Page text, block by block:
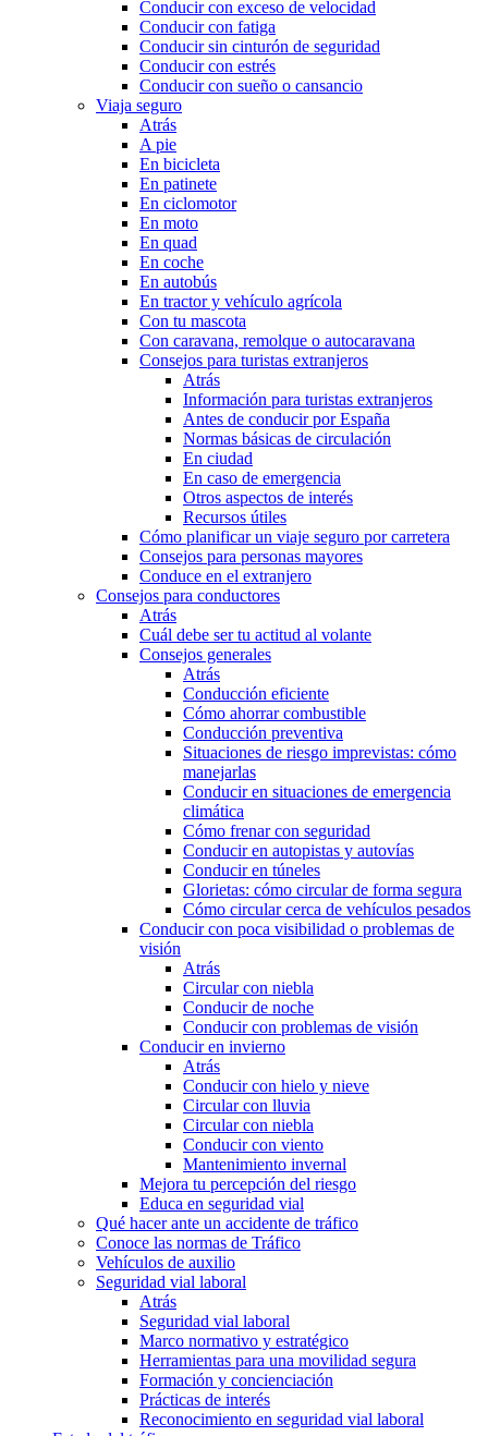
Conducir con exceso de velocidad
Conducir con fatiga
Conducir sin cinturón de seguridad
Conducir con estrés
Conducir con sueño o cansancio
Viaja seguro
Atrás
A pie
En bicicleta
En patinete
En ciclomotor
En moto
En quad
En coche
En autobús
En tractor y vehículo agrícola
Con tu mascota
Con caravana, remolque o autocaravana
Consejos para turistas extranjeros
Atrás
Información para turistas extranjeros
Antes de conducir por España
Normas básicas de circulación
En ciudad
En caso de emergencia
Otros aspectos de interés
Recursos útiles
Cómo planificar un viaje seguro por carretera
Consejos para personas mayores
Conduce en el extranjero
Consejos para conductores
Atrás
Cuál debe ser tu actitud al volante
Consejos generales
Atrás
Conducción eficiente
Cómo ahorrar combustible
Conducción preventiva
Situaciones de riesgo imprevistas: cómo
manejarlas
Conducir en situaciones de emergencia
climática
Cómo frenar con seguridad
Conducir en autopistas y autovías
Conducir en túneles
Glorietas: cómo circular de forma segura
Cómo circular cerca de vehículos pesados
Conducir con poca visibilidad o problemas de
visión
Atrás
Circular con niebla
Conducir de noche
Conducir con problemas de visión
Conducir en invierno
Atrás
Conducir con hielo y nieve
Circular con lluvia
Circular con niebla
Conducir con viento
Mantenimiento invernal
Mejora tu percepción del riesgo
Educa en seguridad vial
Qué hacer ante un accidente de tráfico
Conoce las normas de Tráfico
Vehículos de auxilio
Seguridad vial laboral
Atrás
Seguridad vial laboral
Marco normativo y estratégico
Herramientas para una movilidad segura
Formación y concienciación
Prácticas de interés
Reconocimiento en seguridad vial laboral